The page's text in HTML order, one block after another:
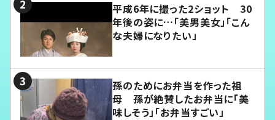
平成6年に撮った2ショット 30
年後の姿に…「美男美女」「こん
な夫婦になりたい」
孫のためにお弁当を作った祖
母 孫が絶賛したお弁当に「美
味しそう」「お弁当すごい」